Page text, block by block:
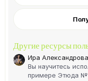
Другие ресурсы
Ира
Вы научитесь
примере Этюда